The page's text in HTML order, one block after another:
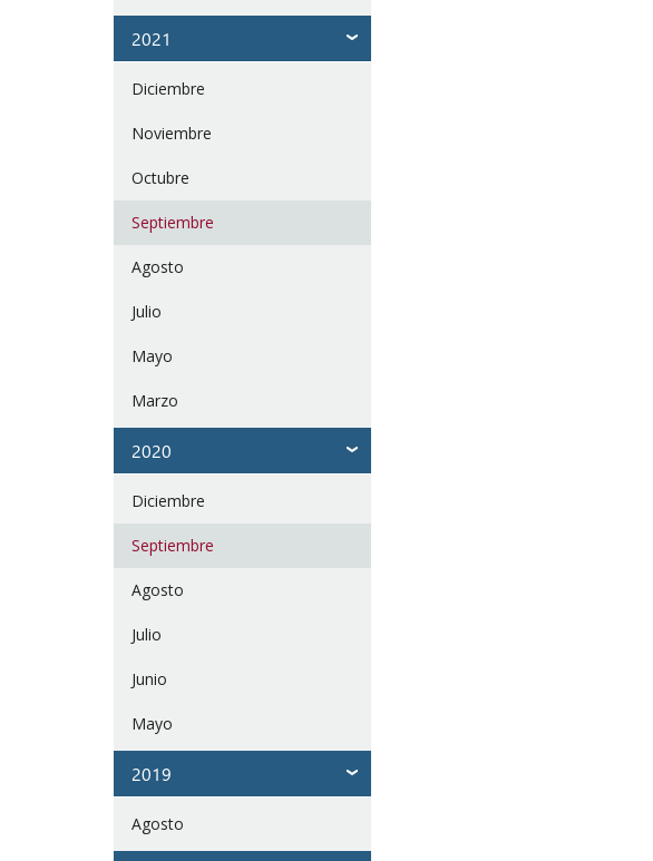
2021
Diciembre
Noviembre
Octubre
Septiembre
Agosto
Julio
Mayo
Marzo
2020
Diciembre
Septiembre
Agosto
Julio
Junio
Mayo
2019
Agosto